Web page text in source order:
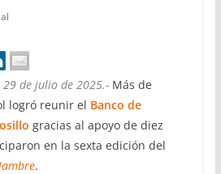
de julio de 2025.-Más de
logró reunir el Banco de
gracias al apoyo de diez
en la sexta edición del
.